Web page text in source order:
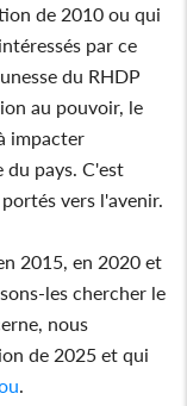
de 2010 ou qui
par ce
du RHDP
au pouvoir, le
impacter
du pays. C'est
vers l'avenir.
2015, en 2020 et
les chercher le
nous
de 2025 et qui